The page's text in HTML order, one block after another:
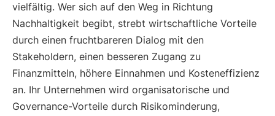
vielfältig. Wer sich auf den Weg in Richtung
Nachhaltigkeit begibt, strebt wirtschaftliche Vorteile
durch einen fruchtbareren Dialog mit den
Stakeholdern, einen besseren Zugang zu
Finanzmitteln, höhere Einnahmen und Kosteneffizienz
an. Ihr Unternehmen wird organisatorische und
Governance-Vorteile durch Risikominderung,